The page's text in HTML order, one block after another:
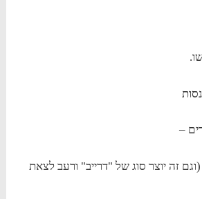
–
זה יוצר סוג של "דרייב" ורעב לצאת